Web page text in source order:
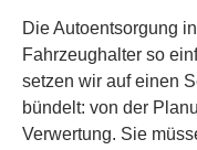
Die Autoentsorgung
Fahrzeughalter so
setzen wir auf einen
bündelt: von der
Verwertung. Sie